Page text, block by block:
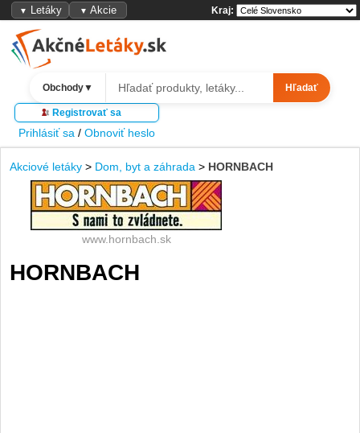
▼ Letáky ▼ Akcie Kraj:
Obchody▼ Hľadať
Registrovať sa
Prihlásiť sa / Obnoviť heslo
Akciové letáky > Dom, byt a záhrada > HORNBACH
www.hornbach.sk
HORNBACH